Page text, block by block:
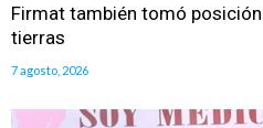
Firmat también tomó
tierras
7 agosto, 2026